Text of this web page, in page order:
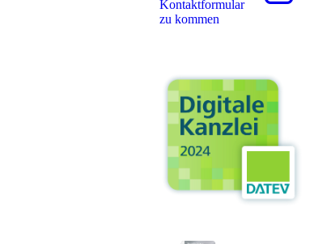
Kon­takt­for­mu­lar
zu kommen